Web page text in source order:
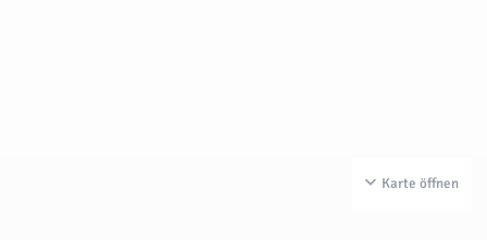
Karte öffnen